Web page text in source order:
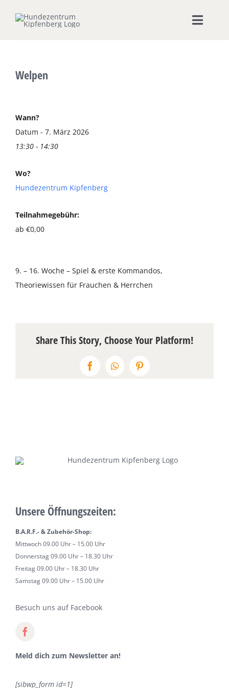
Inhalt
Toggle
Seminare & Workshops
Unsere Shops
Ernährungsberatung
Terminkalender
Öffnungszeiten
Welpen
Wann?
Datum - 7. März 2026
13:30 - 14:30
Wo?
Hundezentrum Kipfenberg
Teilnahmegebühr:
ab €0,00
9. – 16. Woche – Spiel & erste Kommandos,
Theoriewissen für Frauchen & Herrchen
Share This Story, Choose Your Platform!
FacebookWhatsAppPinterest
Unsere Öffnungszeiten:
B.A.R.F.- & Zubehör-Shop:
Mittwoch 09.00 Uhr – 15.00 Uhr
Donnerstag 09.00 Uhr – 18.30 Uhr
Freitag 09.00 Uhr – 18.30 Uhr
Samstag 09.00 Uhr – 15.00 Uhr
Besuch uns auf Facebook
Meld dich zum Newsletter an!
[sibwp_form id=1]